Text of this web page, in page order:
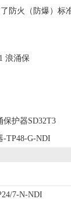
防火（防爆）标
浪涌保
护器SD32T3
TP48-G-NDI
7-N-NDI